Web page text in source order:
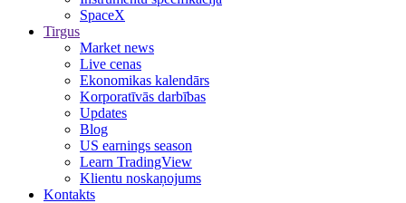
SpaceX
Tirgus
Market news
Live cenas
Ekonomikas kalendārs
Korporatīvās darbības
Updates
Blog
US earnings season
Learn TradingView
Klientu noskaņojums
Kontakts